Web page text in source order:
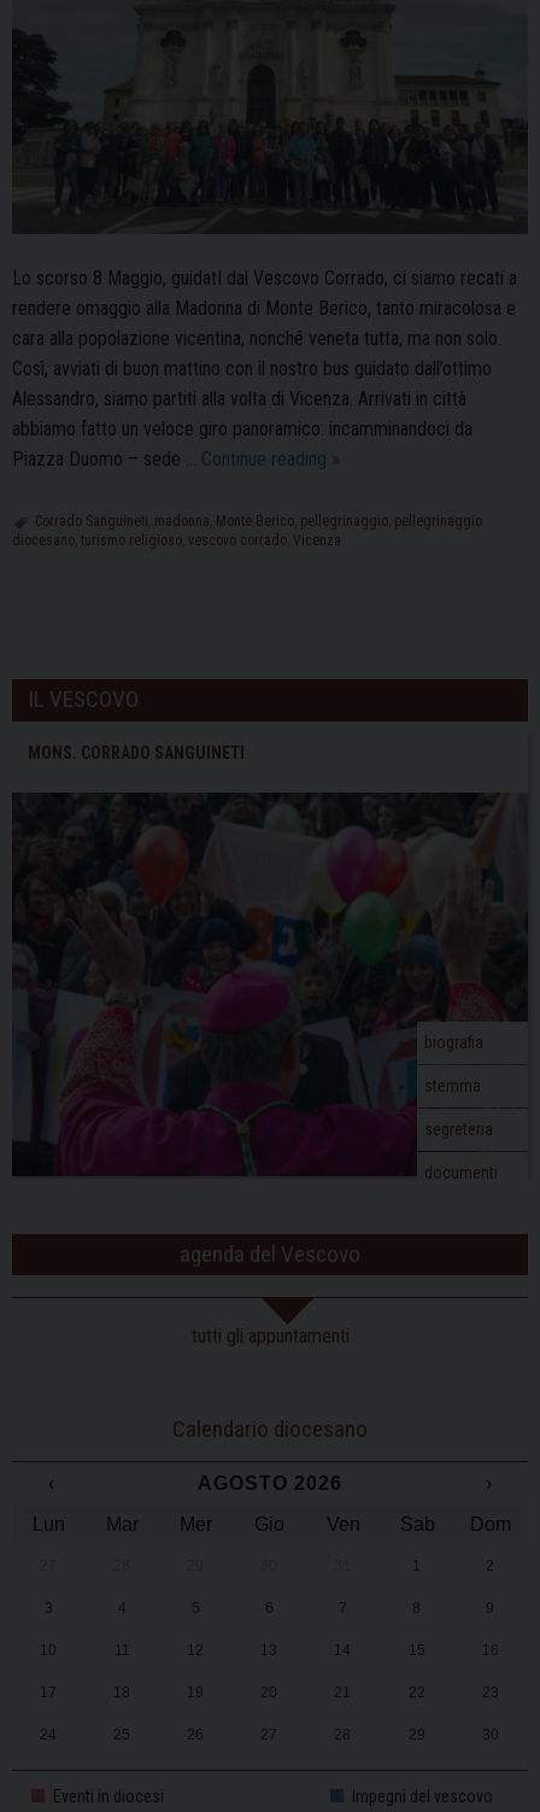
Lo scorso 8 Maggio, guidatI dal Vescovo Corrado, ci siamo recati a
rendere omaggio alla Madonna di Monte Berico, tanto miracolosa e
cara alla popolazione vicentina, nonché veneta tutta, ma non solo.
Così, avviati di buon mattino con il nostro bus guidato dall’ottimo
Alessandro, siamo partiti alla volta di Vicenza. Arrivati in città
abbiamo fatto un veloce giro panoramico: incamminandoci da
Piazza Duomo – sede … Continue reading Il
Diocesano
a
»
Corrado Sanguineti madonna Monte Berico pellegrinaggio pellegrinaggio
diocesano turismo religioso vescovo corrado Vicenza
o
s
a
t
IL VESCOVO
MONS. CORRADO SANGUINETI
biografia
stemma
segreteria
documenti
agenda del Vescovo
tutti gli appuntamenti
Calendario diocesano
‹ AGOSTO 2026
›
Lun
Mar Mer Gio Ven Sab Dom
1 2
3 4 5 6 7 8 9
10 11 12 13 14 15 16
17 18 19 20 21 22 23
24 25 26 27 28 29 30
31 1 2 3 4 5 6
Eventi in diocesi Impegni del vescovo